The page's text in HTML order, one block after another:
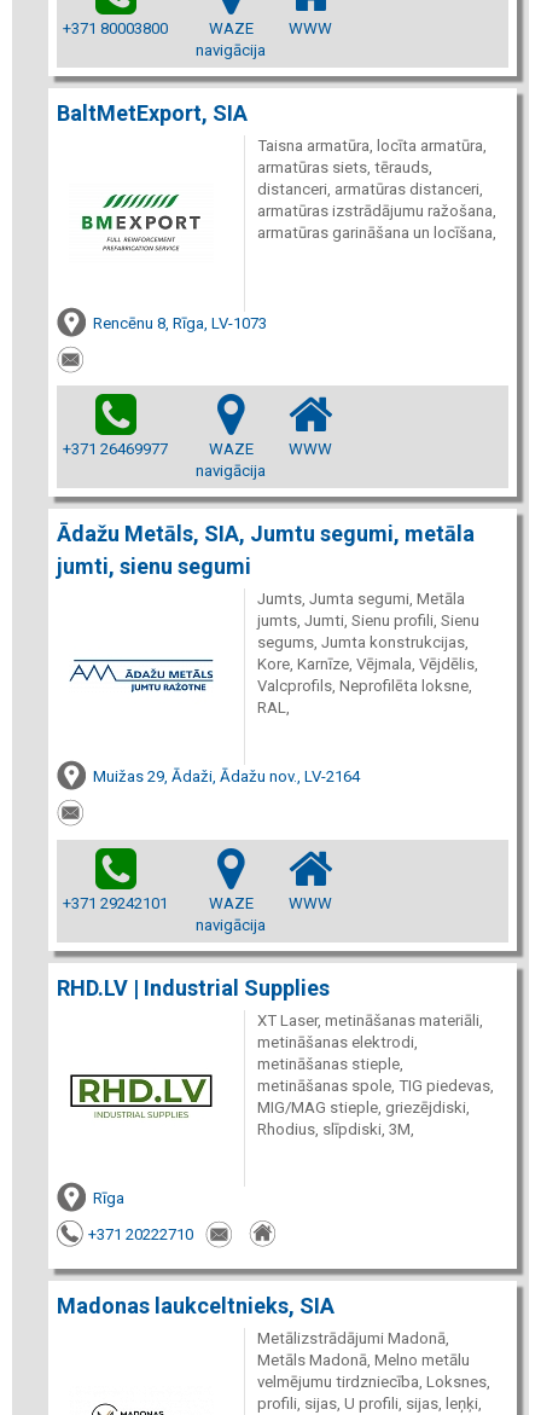
+371 80003800
WAZE
navigācija
WWW
BaltMetExport, SIA
Taisna armatūra, locīta armatūra,
armatūras siets, tērauds,
distanceri, armatūras distanceri,
armatūras izstrādājumu ražošana,
armatūras garināšana un locīšana,
Rencēnu 8, Rīga, LV-1073
+371 26469977
WAZE
navigācija
WWW
Ādažu Metāls, SIA, Jumtu segumi, metāla
jumti, sienu segumi
Jumts, Jumta segumi, Metāla
jumts, Jumti, Sienu profili, Sienu
segums, Jumta konstrukcijas,
Kore, Karnīze, Vējmala, Vējdēlis,
Valcprofils, Neprofilēta loksne,
RAL,
Muižas 29, Ādaži, Ādažu nov., LV-2164
+371 29242101
WAZE
navigācija
WWW
RHD.LV | Industrial Supplies
XT Laser, metināšanas materiāli,
metināšanas elektrodi,
metināšanas stieple,
metināšanas spole, TIG piedevas,
MIG/MAG stieple, griezējdiski,
Rhodius, slīpdiski, 3M,
Rīga
+371 20222710
Madonas laukceltnieks, SIA
Metālizstrādājumi Madonā,
Metāls Madonā, Melno metālu
velmējumu tirdzniecība, Loksnes,
profili, sijas, U profili, sijas, leņķi,